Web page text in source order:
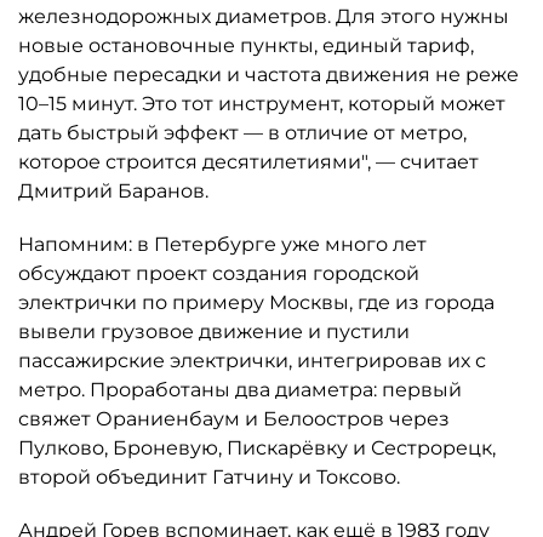
железнодорожных диаметров. Для этого нужны
новые остановочные пункты, единый тариф,
удобные пересадки и частота движения не реже
10–15 минут. Это тот инструмент, который может
дать быстрый эффект — в отличие от метро,
которое строится десятилетиями", — считает
Дмитрий Баранов.
Напомним: в Петербурге уже много лет
обсуждают проект создания городской
электрички по примеру Москвы, где из города
вывели грузовое движение и пустили
пассажирские электрички, интегрировав их с
метро. Проработаны два диаметра: первый
свяжет Ораниенбаум и Белоостров через
Пулково, Броневую, Пискарёвку и Сестрорецк,
второй объединит Гатчину и Токсово.
Андрей Горев вспоминает, как ещё в 1983 году